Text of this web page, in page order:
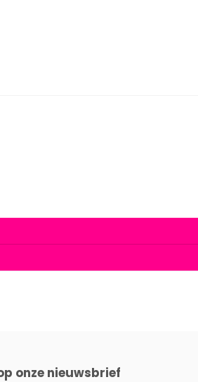
onze nieuwsbrief